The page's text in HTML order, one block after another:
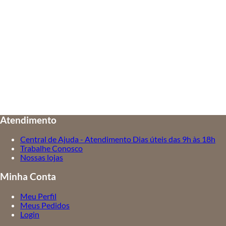
Atendimento
Central de Ajuda - Atendimento Dias úteis das 9h às 18h
Trabalhe Conosco
Nossas lojas
Minha Conta
Meu Perfil
Meus Pedidos
Login